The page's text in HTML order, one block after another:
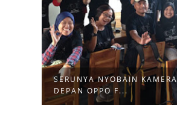
SERUNYA NYOBAIN KAMERA
DEPAN OPPO F...